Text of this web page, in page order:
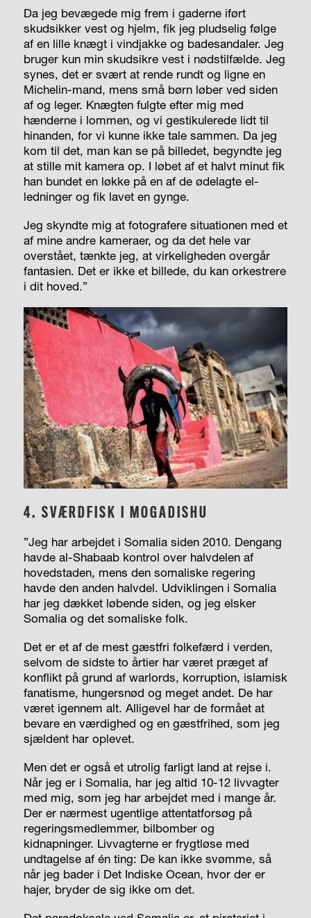
Da jeg bevægede mig frem i gaderne iført
skudsikker vest og hjelm, fik jeg pludselig følge
af en lille knægt i vindjakke og badesandaler. Jeg
bruger kun min skudsikre vest i nødstilfælde. Jeg
synes, det er svært at rende rundt og ligne en
Michelin-mand, mens små børn løber ved siden
af og leger. Knægten fulgte efter mig med
hænderne i lommen, og vi gestikulerede lidt til
hinanden, for vi kunne ikke tale sammen. Da jeg
kom til det, man kan se på billedet, begyndte jeg
at stille mit kamera op. I løbet af et halvt minut fik
han bundet en løkke på en af de ødelagte el-
ledninger og fik lavet en gynge.
Jeg skyndte mig at fotografere situationen med et
af mine andre kameraer, og da det hele var
overstået, tænkte jeg, at virkeligheden overgår
fantasien. Det er ikke et billede, du kan orkestrere
i dit hoved.”
4. SVÆRDFISK I MOGADISHU
”Jeg har arbejdet i Somalia siden 2010. Dengang
havde al-Shabaab kontrol over halvdelen af
hovedstaden, mens den somaliske regering
havde den anden halvdel. Udviklingen i Somalia
har jeg dækket løbende siden, og jeg elsker
Somalia og det somaliske folk.
Det er et af de mest gæstfri folkefærd i verden,
selvom de sidste to årtier har været præget af
konflikt på grund af warlords, korruption, islamisk
fanatisme, hungersnød og meget andet. De har
været igennem alt. Alligevel har de formået at
bevare en værdighed og en gæstfrihed, som jeg
sjældent har oplevet.
Men det er også et utrolig farligt land at rejse i.
Når jeg er i Somalia, har jeg altid 10-12 livvagter
med mig, som jeg har arbejdet med i mange år.
Der er nærmest ugentlige attentatforsøg på
regeringsmedlemmer, bilbomber og
kidnapninger. Livvagterne er frygtløse med
undtagelse af én ting: De kan ikke svømme, så
når jeg bader i Det Indiske Ocean, hvor der er
hajer, bryder de sig ikke om det.